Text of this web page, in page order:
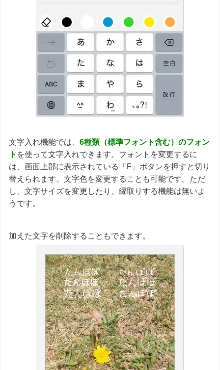
文字入れ機能では、6種類（標準フォント含む）のフォン
ト を使って文字入れできます。フォントを変更するに
は、画面上部に表示されている「F」ボタンを押すと切り
替えられます。文字色を変更することも可能です。ただ
し、文字サイズを変更したり、縁取りする機能は無いよ
うです。
加えた文字を削除することもできます。